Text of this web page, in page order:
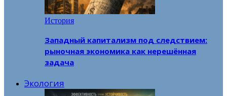
История
Западный капитализм под следствием:
рыночная экономика как нерешённая
задача
Экология